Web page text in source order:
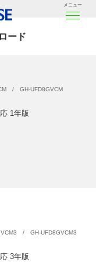
メニュー
ード
GH-UFD8GVCM
1年版
GH-UFD8GVCM3
3年版